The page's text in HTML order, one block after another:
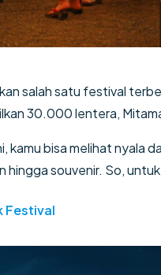
salah satu festival
30.000 lentera,
kamu bisa melihat nyala
hingga souvenir. So,
Festival